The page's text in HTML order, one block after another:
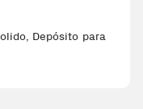
Depósito para